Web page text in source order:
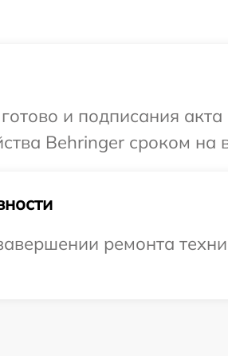
готово и подписания
Behringer сроком на
ремонта